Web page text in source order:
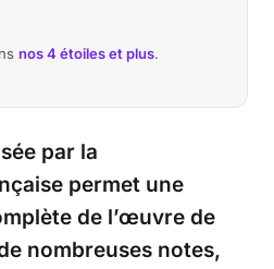
nos 4 étoiles et plus.
par la
permet une
de l’œuvre de
nombreuses notes,